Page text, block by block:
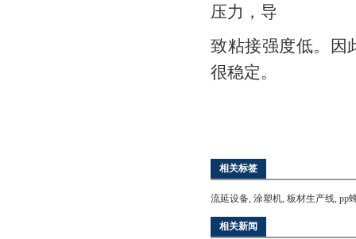
压力，导
致粘接强度低。因
很稳定。
相关标签
流延设备, 涂塑机, 板材生产线, pp
相关新闻